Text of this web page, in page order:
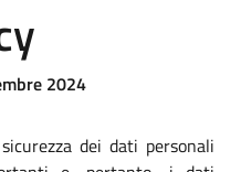
2024
dei dati personali